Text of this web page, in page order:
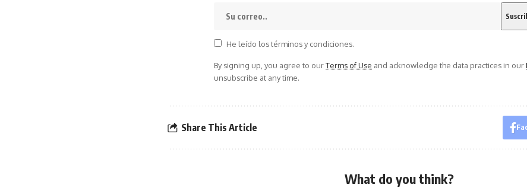
He leído los términos y condiciones.
By signing up, you agree to ourTerms of Use and acknowledge the data practices in our
unsubscribe at any time.
Share This Article
What do you think?